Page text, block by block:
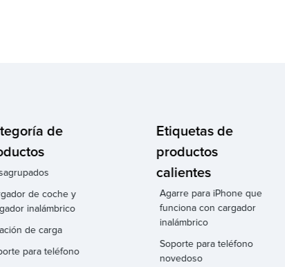
de
de coche y
inalámbrico
de carga
para teléfono
Etiquetas de
productos
calientes
Agarre para iPhone que
funciona con cargador
inalámbrico
Soporte para teléfono
novedoso